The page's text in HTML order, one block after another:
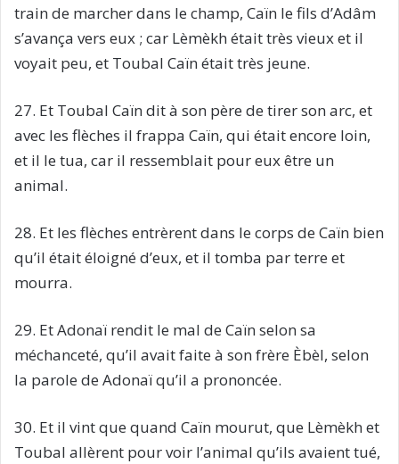
train de marcher dans le champ, Caïn le fils d’Adâm
s’avança vers eux ; car Lèmèkh était très vieux et il
voyait peu, et Toubal Caïn était très jeune.
27. Et Toubal Caïn dit à son père de tirer son arc, et
avec les flèches il frappa Caïn, qui était encore loin,
et il le tua, car il ressemblait pour eux être un
animal.
28. Et les flèches entrèrent dans le corps de Caïn bien
qu’il était éloigné d’eux, et il tomba par terre et
mourra.
29. Et Adonaï rendit le mal de Caïn selon sa
méchanceté, qu’il avait faite à son frère Èbèl, selon
la parole de Adonaï qu’il a prononcée.
30. Et il vint que quand Caïn mourut, que Lèmèkh et
Toubal allèrent pour voir l’animal qu’ils avaient tué,